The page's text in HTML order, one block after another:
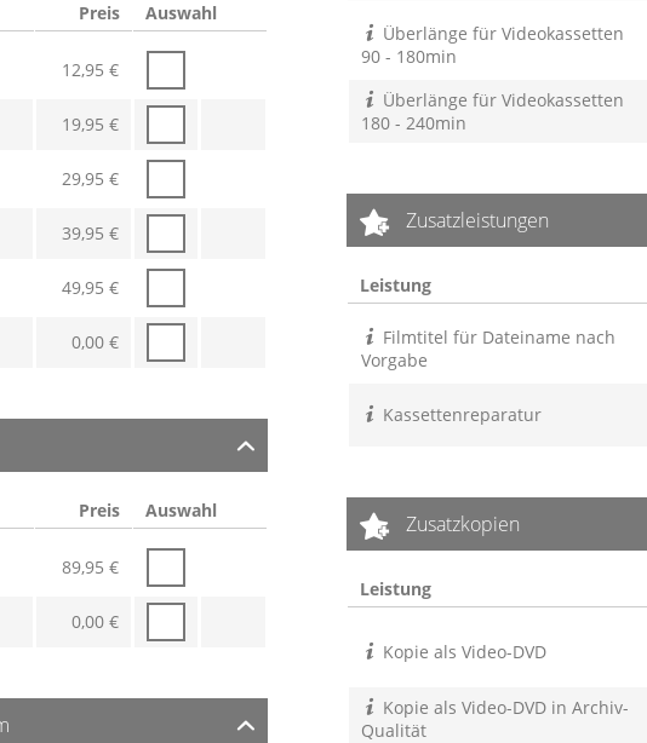
Preis Auswahl
12,95 €
19,95 €
29,95 €
39,95 €
49,95 €
0,00 €
Preis Auswahl
89,95 €
0,00 €
Überlänge für Videokassetten
90 - 180min
Überlänge für Videokassetten
180 - 240min
Zusatzleistungen
Leistung
Filmtitel für Dateiname nach
Vorgabe
Kassettenreparatur
Zusatzkopien
Leistung
Kopie als Video-DVD
Kopie als Video-DVD in Archiv-
Qualität